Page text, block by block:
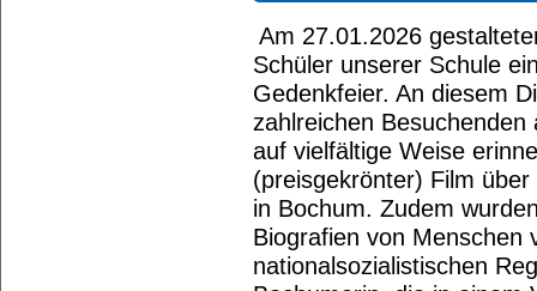
Am 27.01.2026
Schüler unserer Schule
Gedenkfeier. An diesem
zahlreichen
auf vielfältige Weise
(preisgekrönter) Film
in Bochum. Zudem
Biografien von Menschen
nationalsozialistischen